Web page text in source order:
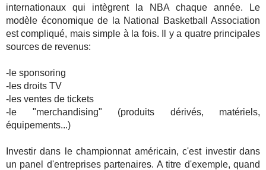
internationaux qui intègrent la NBA chaque année. Le
modèle économique de la National Basketball Association
est compliqué, mais simple à la fois. Il y a quatre principales
sources de revenus:
-le sponsoring
-les droits TV
-les ventes de tickets
-le "merchandising" (produits dérivés, matériels,
équipements...)
Investir dans le championnat américain, c'est investir dans
un panel d'entreprises partenaires. A titre d'exemple, quand